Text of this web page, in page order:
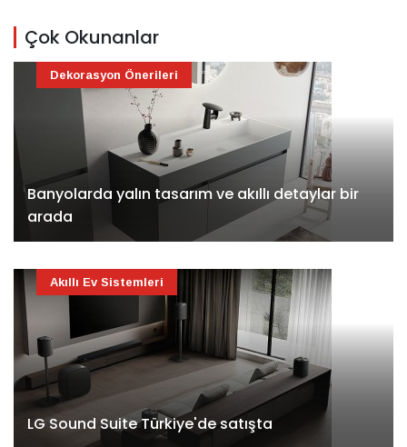
Çok Okunanlar
Banyolarda yalın tasarım ve akıllı detaylar bir
arada
Dekorasyon Önerileri
LG Sound Suite Türkiye'de satışta
Akıllı Ev Sistemleri